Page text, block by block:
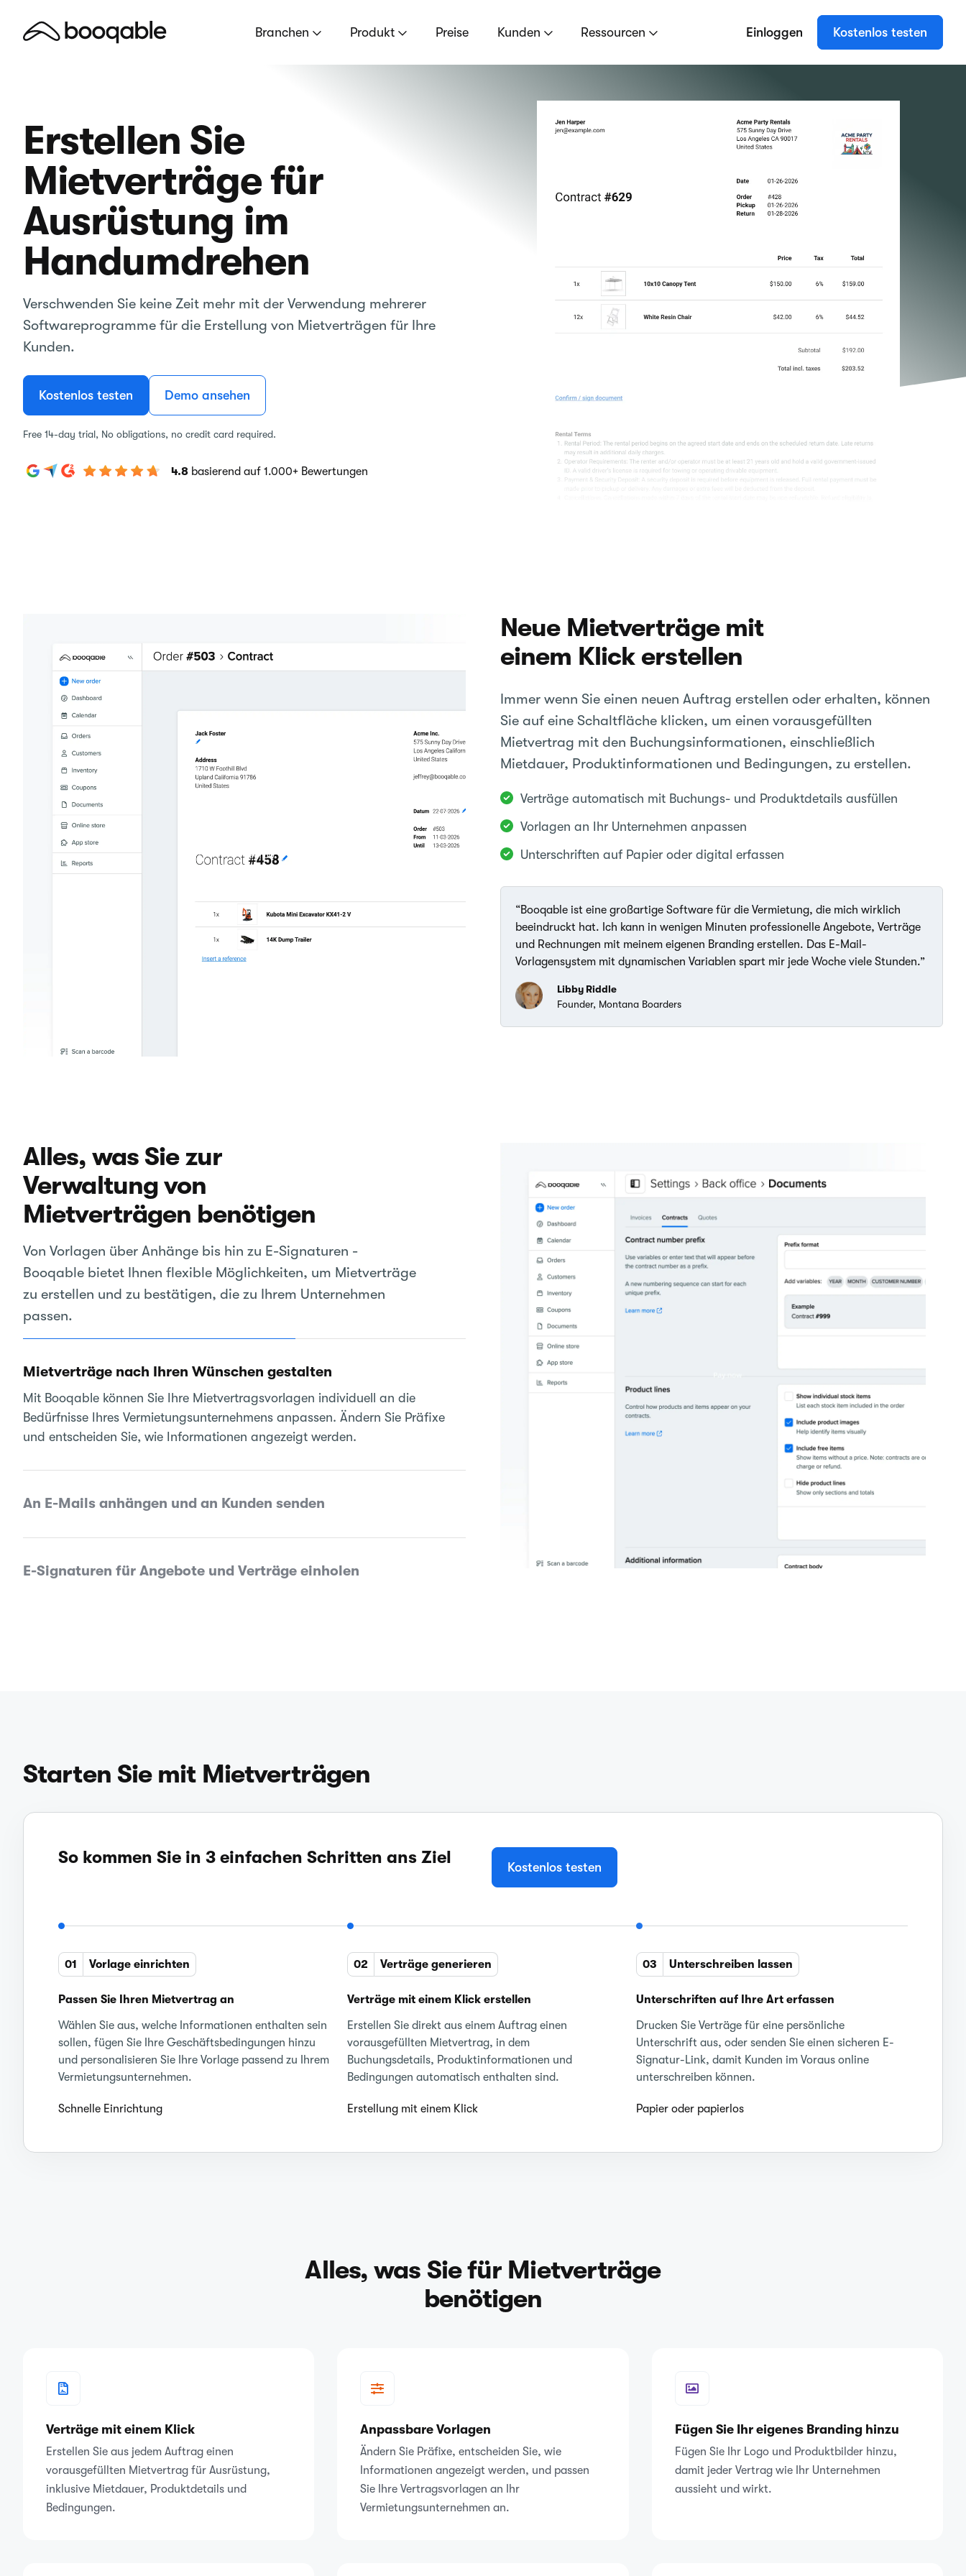
Branchen Produkt Preise Kunden Ressourcen Einloggen Kostenlos testen
Erstellen Sie
Mietverträge für
Ausrüstung im
Handumdrehen
Verschwenden Sie keine Zeit mehr mit der Verwendung mehrerer
Softwareprogramme für die Erstellung von Mietverträgen für Ihre
Kunden.
Kostenlos testen Demo ansehen
Free 14-day trial, No obligations, no credit card required.
4.8 basierend auf 1.000+ Bewertungen
Neue Mietverträge mit
einem Klick erstellen
Immer wenn Sie einen neuen Auftrag erstellen oder erhalten, können
Sie auf eine Schaltfläche klicken, um einen vorausgefüllten
Mietvertrag mit den Buchungsinformationen, einschließlich
Mietdauer, Produktinformationen und Bedingungen, zu erstellen.
Verträge automatisch mit Buchungs- und Produktdetails ausfüllen
Vorlagen an Ihr Unternehmen anpassen
Unterschriften auf Papier oder digital erfassen
“Booqable ist eine großartige Software für die Vermietung, die mich wirklich
beeindruckt hat. Ich kann in wenigen Minuten professionelle Angebote, Verträge
und Rechnungen mit meinem eigenen Branding erstellen. Das E-Mail-
Vorlagensystem mit dynamischen Variablen spart mir jede Woche viele Stunden.”
Libby Riddle
Founder, Montana Boarders
Alles, was Sie zur
Verwaltung von
Mietverträgen benötigen
Von Vorlagen über Anhänge bis hin zu E-Signaturen -
Booqable bietet Ihnen flexible Möglichkeiten, um Mietverträge
zu erstellen und zu bestätigen, die zu Ihrem Unternehmen
passen.
Mietverträge nach Ihren Wünschen gestalten
Mit Booqable können Sie Ihre Mietvertragsvorlagen individuell an die
Bedürfnisse Ihres Vermietungsunternehmens anpassen. Ändern Sie Präfixe
und entscheiden Sie, wie Informationen angezeigt werden.
An E-Mails anhängen und an Kunden senden
E-Signaturen für Angebote und Verträge einholen
Starten Sie mit Mietverträgen
So kommen Sie in 3 einfachen Schritten ans Ziel Kostenlos testen
01 Vorlage einrichten
Passen Sie Ihren Mietvertrag an
Wählen Sie aus, welche Informationen enthalten sein
sollen, fügen Sie Ihre Geschäftsbedingungen hinzu
und personalisieren Sie Ihre Vorlage passend zu Ihrem
Vermietungsunternehmen.
Schnelle Einrichtung
02 Verträge generieren
Verträge mit einem Klick erstellen
Erstellen Sie direkt aus einem Auftrag einen
vorausgefüllten Mietvertrag, in dem
Buchungsdetails, Produktinformationen und
Bedingungen automatisch enthalten sind.
Erstellung mit einem Klick
03 Unterschreiben lassen
Unterschriften auf Ihre Art erfassen
Drucken Sie Verträge für eine persönliche
Unterschrift aus, oder senden Sie einen sicheren E-
Signatur-Link, damit Kunden im Voraus online
unterschreiben können.
Papier oder papierlos
Alles, was Sie für Mietverträge
benötigen
Verträge mit einem Klick
Erstellen Sie aus jedem Auftrag einen
vorausgefüllten Mietvertrag für Ausrüstung,
inklusive Mietdauer, Produktdetails und
Bedingungen.
Anpassbare Vorlagen
Ändern Sie Präfixe, entscheiden Sie, wie
Informationen angezeigt werden, und passen
Sie Ihre Vertragsvorlagen an Ihr
Vermietungsunternehmen an.
Fügen Sie Ihr eigenes Branding hinzu
Fügen Sie Ihr Logo und Produktbilder hinzu,
damit jeder Vertrag wie Ihr Unternehmen
aussieht und wirkt.